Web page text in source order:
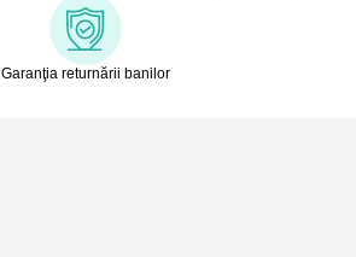
Garanţia returnării banilor